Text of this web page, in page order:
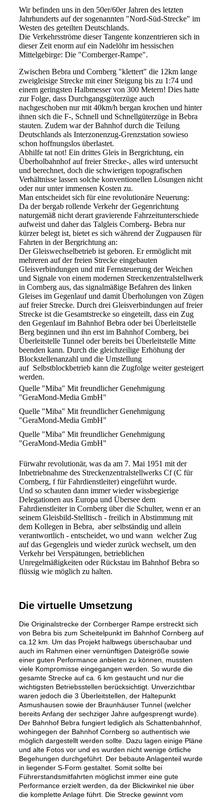
Wir befinden uns in den 50er/60er Jahren des letzten
Jahrhunderts auf der sogenannten "Nord-Süd-Strecke" im
Westen des geteilten Deutschlands.
Die Verkehrsströme dieser Tangente konzentrieren sich in
dieser Zeit enorm auf ein Nadelöhr im hessischen
Mittelgebirge: Die "Cornberger-Rampe".
Zwischen Bebra und Cornberg "klettert" die 12km lange
zweigleisige Strecke mit einer Steigung bis zu 1:74 und
einem geringsten Halbmesser von 300 Metern! Dies hatte
zur Folge, dass Durchgangsgüterzüge auch
nachgeschoben nur mit 40km/h bergan krochen und hinter
ihnen sich die F-, Schnell und Schnellgüterzüge in Bebra
stauten. Zudem war der Bahnhof durch die Teilung
Deutschlands als Interzonenzug-Grenzstation sowieso
schon hoffnungslos überlastet.
Abhilfe tat not! Ein drittes Gleis in Bergrichtung, ein
Überholbahnhof auf freier Strecke-, alles wird untersucht
und berechnet, doch die schwierigen topografischen
Verhältnisse lassen solche konventionellen Lösungen nicht
oder nur unter immensen Kosten zu.
Man entscheidet sich für eine revolutionäre Neuerung:
Da der bergab rollende Verkehr der Gegenrichtung
naturgemäß nicht derart gravierende Fahrzeitunterschiede
aufweist und daher das Talgleis Cornberg- Bebra nur
kürzer belegt ist, bietet es sich während der Zugpausen für
Fahrten in der Bergrichtung an:
Der Gleiswechselbetrieb ist geboren. Er ermöglicht mit
mehreren auf der freien Strecke eingebauten
Gleisverbindungen und mit Fernsteuerung der Weichen
und Signale von einem modernen Streckenzentralstellwerk
in Cornberg aus, das signalmäßige Befahren des linken
Gleises im Gegenlauf und damit Überholungen von Zügen
auf freier Strecke. Durch drei Gleisverbindungen auf freier
Strecke ist die Gesamtstrecke so eingeteilt, dass ein Zug
den Gegenlauf im Bahnhof Bebra oder bei Überleitstelle
Berg beginnen und ihn erst im Bahnhof Cornberg, bei
Überleitstelle Tunnel oder bereits bei Überleitstelle Mitte
beenden kann. Durch die gleichzeilige Erhöhung der
Blockstellenanzahl und die Umstellung
auf Selbstblockbetrieb kann die Zugfolge weiter gesteigert
werden.
Quelle "Miba" Mit freundlicher Genehmigung
"GeraMond-Media GmbH"
Quelle "Miba" Mit freundlicher Genehmigung
"GeraMond-Media GmbH"
Quelle "Miba" Mit freundlicher Genehmigung
"GeraMond-Media GmbH"
Fürwahr revolutionär, was da am 7. Mai 1951 mit der
Inbetriebnahme des Streckenzentralstellwerks Cf (C für
Cornberg, f für Fahrdienstleiter) eingeführt wurde.
Und so schauten dann immer wieder wissbegierige
Delegationen aus Europa und Übersee dem
Fahrdienstleiter in Cornberg über die Schulter, wenn er an
seinem Gleisbild-Stelltisch - freilich in Abstimmung mit
dem Kollegen in Bebra, aber selbständig und allein
verantwortlich - entscheidet, wo und wann welcher Zug
auf das Gegengleis und wieder zurück wechselt, um den
Verkehr bei Verspätungen, betrieblichen
Unregelmäßigkeiten oder Rückstau im Bahnhof Bebra so
flüssig wie möglich zu halten.
Die virtuelle Umsetzung
Die Originalstrecke der Cornberger Rampe erstreckt sich
von Bebra bis zum Scheitelpunkt im Bahnhof Cornberg auf
ca.12 km. Um das Projekt halbwegs überschaubar und
auch im Rahmen einer vernünftigen Dateigröße sowie
einer guten Performance anbieten zu können, mussten
viele Kompromisse eingegangen werden. So wurde die
gesamte Strecke auf ca. 6 km gestaucht und nur die
wichtigsten Betriebsstellen berücksichtigt. Unverzichtbar
waren jedoch die 3 Überleitstellen, der Haltepunkt
Asmushausen sowie der Braunhäuser Tunnel (welcher
bereits Anfang der sechziger Jahre aufgesprengt wurde).
Der Bahnhof Bebra fungiert lediglich als Schattenbahnhof,
wohingegen der Bahnhof Cornberg so authentisch wie
möglich dargestellt werden sollte. Dazu lagen einige Pläne
und alte Fotos vor und es wurden nicht wenige örtliche
Begehungen durchgeführt. Der bebaute Anlagenteil wurde
in liegender S-Form gestaltet. Somit sollte bei
Führerstandsmitfahrten möglichst immer eine gute
Performance erzielt werden, da der Blickwinkel nie über
die komplette Anlage führt. Die Strecke gewinnt vom